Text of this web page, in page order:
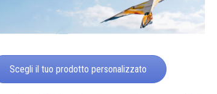
Scegli il tuo prodotto personalizzato